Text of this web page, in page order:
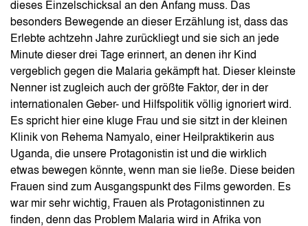
dieses Einzelschicksal an den Anfang muss. Das
besonders Bewegende an dieser Erzählung ist, dass das
Erlebte achtzehn Jahre zurückliegt und sie sich an jede
Minute dieser drei Tage erinnert, an denen ihr Kind
vergeblich gegen die Malaria gekämpft hat. Dieser kleinste
Nenner ist zugleich auch der größte Faktor, der in der
internationalen Geber- und Hilfspolitik völlig ignoriert wird.
Es spricht hier eine kluge Frau und sie sitzt in der kleinen
Klinik von Rehema Namyalo, einer Heilpraktikerin aus
Uganda, die unsere Protagonistin ist und die wirklich
etwas bewegen könnte, wenn man sie ließe. Diese beiden
Frauen sind zum Ausgangspunkt des Films geworden. Es
war mir sehr wichtig, Frauen als Protagonistinnen zu
finden, denn das Problem Malaria wird in Afrika von